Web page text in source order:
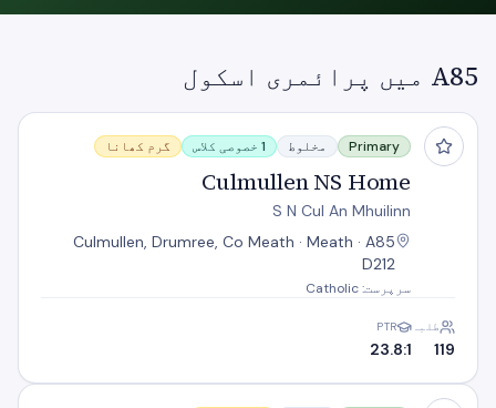
A85 میں پرائمری اسکول
Culmullen NS Home
Primary مخلوط 1 خصوصی کلاس گرم کھانا
Culmullen NS Home
S N Cul An Mhuilinn
Culmullen, Drumree, Co Meath · Meath · A85
D212
سرپرست: Catholic
طلبہ
119
PTR
23.8:1
Dunshaughlin Community National School